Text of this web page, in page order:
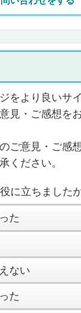
をより良いサ
見・ご感想を
ご意見・ご感
ください。
に立ちました
た
ない
た